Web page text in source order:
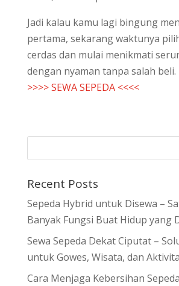
Jadi kalau kamu lagi bingung
pertama, sekarang waktunya
cerdas dan mulai menikmati
dengan nyaman tanpa salah beli.
>>>> SEWA SEPEDA <<<<
Recent Posts
Sepeda Hybrid untuk Disewa –
Banyak Fungsi Buat Hidup yang
Sewa Sepeda Dekat Ciputat –
untuk Gowes, Wisata, dan
Cara Menjaga Kebersihan